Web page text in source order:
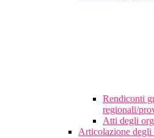
Rendiconti
regionali/
Atti degli
Articolazione